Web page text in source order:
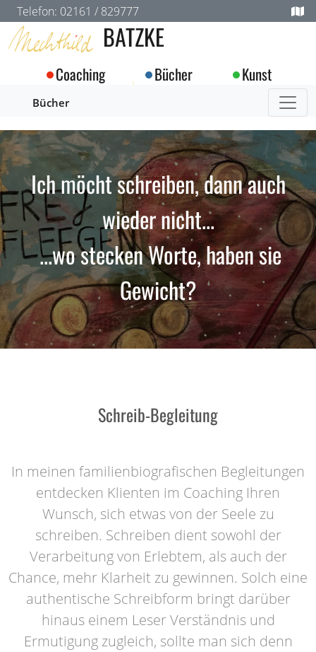
Telefon: 02161 / 829777
BATZKE
Coaching Bücher Kunst
Bücher
Ich möcht schreiben, dann auch
wieder nicht...
...wo stecken Worte, haben sie
Gewicht?
Schreib-Begleitung
In meinen familienbiografischen Begleitungen
entdecken Klienten im Coaching Ihren
Wunsch, sich etwas von der Seele zu
schreiben. Schreiben dient sowohl der
Verarbeitung von Erlebtem, als auch der
Chance, mehr Klarheit zu gewinnen. Solch eine
authentische Schreibform bringt darüber
hinaus einem Leser Verständnis und
Ermutigung zugleich, sollte man sich denn